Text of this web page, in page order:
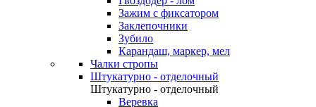
Зажим с фиксатором
Заклепочники
Зубило
Карандаш, маркер, мел
Чалки стропы
Штукатурно - отделочный
Штукатурно - отделочный
Веревка